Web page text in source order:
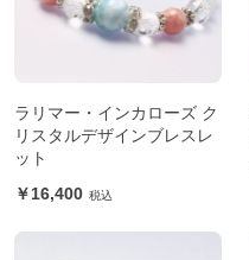
ラリマー・インカローズ ク
リスタルデザインブレスレ
ット
16,400